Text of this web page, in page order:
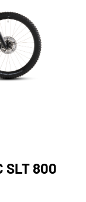
SLT 800